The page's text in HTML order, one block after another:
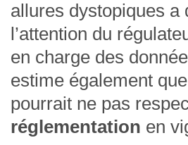
allures dystopiques a
l’attention du
en charge des
estime également que
pourrait ne pas
réglementation en